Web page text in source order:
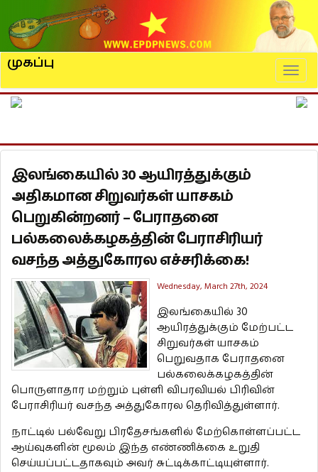
முகப்பு
இலங்கையில் 30 ஆயிரத்துக்கும்
அதிகமான சிறுவர்கள் யாசகம்
பெறுகின்றனர் – பேராதனை
பல்கலைக்கழகத்தின் பேராசிரியர்
வசந்த அத்துகோரல எச்சரிக்கை!
Wednesday, March 27th, 2024
இலங்கையில் 30
ஆயிரத்துக்கும் மேற்பட்ட
சிறுவர்கள் யாசகம்
பெறுவதாக பேராதனை
பல்கலைக்கழகத்தின்
பொருளாதார மற்றும் புள்ளி விபரவியல் பிரிவின்
பேராசிரியர் வசந்த அத்துகோரல தெரிவித்துள்ளார்.
நாட்டில் பல்வேறு பிரதேசங்களில் மேற்கொள்ளப்பட்ட
ஆய்வுகளின் மூலம் இந்த எண்ணிக்கை உறுதி
செய்யப்பட்டதாகவும் அவர் சுட்டிக்காட்டியுள்ளார்.